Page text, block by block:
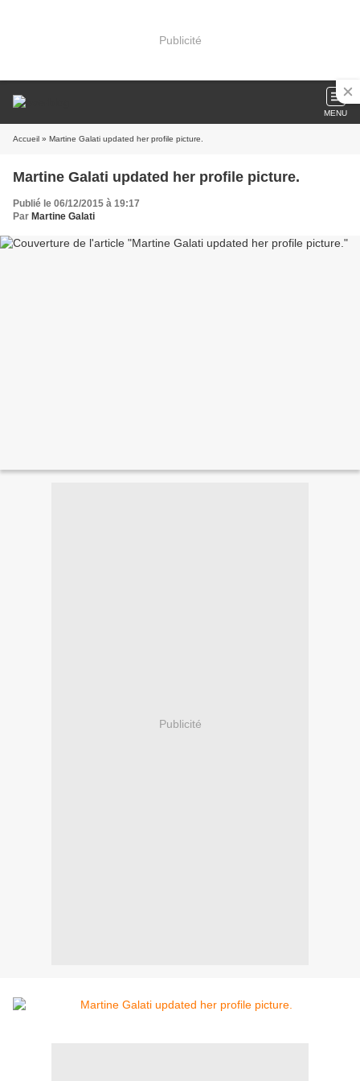
Publicité
MENU
Accueil » Martine Galati updated her profile picture.
Martine Galati updated her profile picture.
Publié le 06/12/2015 à 19:17
Par Martine Galati
Publicité